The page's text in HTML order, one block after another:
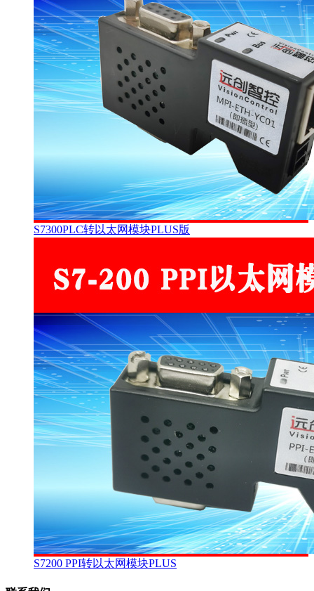
S7300PLC转以太网模块PLUS版
S7200 PPI转以太网模块PLUS